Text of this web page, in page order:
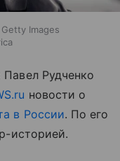
Images
Рудченко
новости о
в России. По его
историей.